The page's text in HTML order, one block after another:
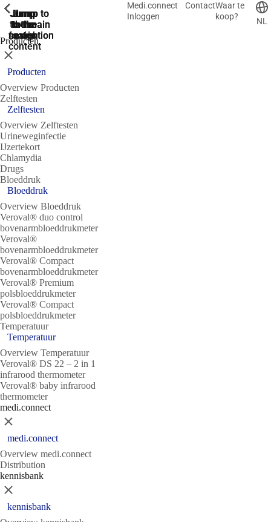
Jump
to the
search
Jump to
the main
navigation
Jump to
the main
navigation
Jump
to the
main
content
Jump
to the
footer
Medi.connect
Inloggen
ContactWaar te
koop?
NL
Producten
ShowPrevious
Sluit
Producten
Overview Producten
Zelftesten
ShowPrevious
Zelftesten
Overview Zelftesten
Urineweginfectie
IJzertekort
Chlamydia
Drugs
Bloeddruk
ShowPrevious
Bloeddruk
Overview Bloeddruk
Veroval® duo control
bovenarmbloeddrukmeter
Veroval®
bovenarmbloeddrukmeter
Veroval® Compact
bovenarmbloeddrukmeter
Veroval® Premium
polsbloeddrukmeter
Veroval® Compact
polsbloeddrukmeter
Temperatuur
ShowPrevious
Temperatuur
Overview Temperatuur
Veroval® DS 22 – 2 in 1
infrarood thermometer
Veroval® baby infrarood
thermometer
medi.connect
ShowPrevious
Sluit
medi.connect
Overview medi.connect
Distribution
kennisbank
ShowPrevious
Sluit
kennisbank
ShowPrevious
ShowPrevious
ShowPrevious